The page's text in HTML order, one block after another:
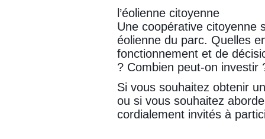
l’éolienne citoyenne
Une coopérative citoyenne
éolienne du parc. Quelles
fonctionnement et de
? Combien peut-on investir
Si vous souhaitez obtenir
ou si vous souhaitez
cordialement invités à